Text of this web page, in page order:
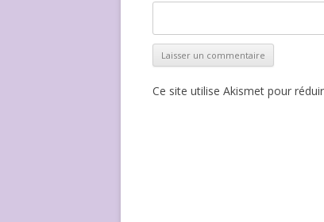
Ce site utilise Akismet pour